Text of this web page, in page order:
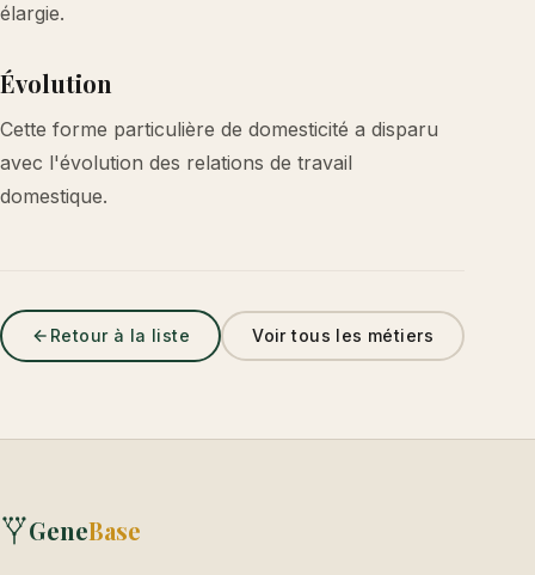
élargie.
Évolution
Cette forme particulière de domesticité a disparu
avec l'évolution des relations de travail
domestique.
Retour à la liste Voir tous les métiers
GeneBase